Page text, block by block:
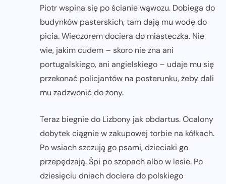
Piotr wspina się po ścianie wąwozu. Dobiega do
budynków pasterskich, tam dają mu wodę do
picia. Wieczorem dociera do miasteczka. Nie
wie, jakim cudem – skoro nie zna ani
portugalskiego, ani angielskiego – udaje mu się
przekonać policjantów na posterunku, żeby dali
mu zadzwonić do żony.
Teraz biegnie do Lizbony jak obdartus. Ocalony
dobytek ciągnie w zakupowej torbie na kółkach.
Po wsiach szczują go psami, dzieciaki go
przepędzają. Śpi po szopach albo w lesie. Po
dziesięciu dniach dociera do polskiego